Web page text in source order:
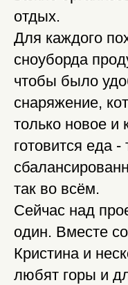
отдых.
Для каждого
сноуборда
чтобы было
снаряжение,
только новое и
готовится еда
так во всём.
Сейчас над
один. Вместе
Кристина и
любят горы и